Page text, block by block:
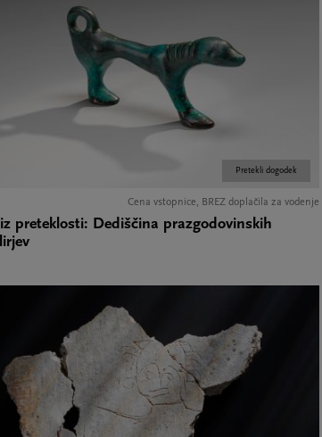
Pretekli dogodek
Cena vstopnice, BREZ doplačila za vodenje
preteklosti: Dediščina prazgodovinskih